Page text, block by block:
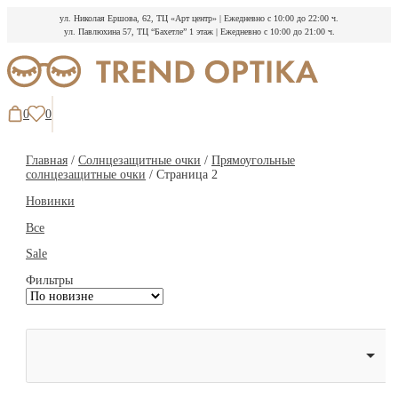
ул. Николая Ершова, 62, ТЦ «Арт центр» | Ежедневно с 10:00 до 22:00 ч.
ул. Павлюхина 57, ТЦ “Бахетле” 1 этаж | Ежедневно с 10:00 до 21:00 ч.
к
содержимому
0 0
Главная /Солнцезащитные очки /Прямоугольные
солнцезащитные очки / Страница 2
Новинки
Все
Sale
Фильтры